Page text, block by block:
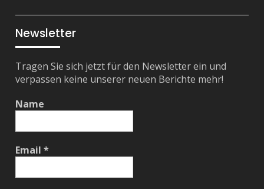
Newsletter
Tragen Sie sich jetzt für den Newsletter ein und
verpassen keine unserer neuen Berichte mehr!
Name
Email*